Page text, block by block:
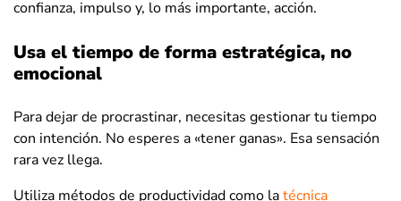
confianza, impulso y, lo más importante, acción.
Usa el tiempo de forma estratégica, no
emocional
Para dejar de procrastinar, necesitas gestionar tu tiempo
con intención. No esperes a «tener ganas». Esa sensación
rara vez llega.
Utiliza métodos de productividad como latécnica